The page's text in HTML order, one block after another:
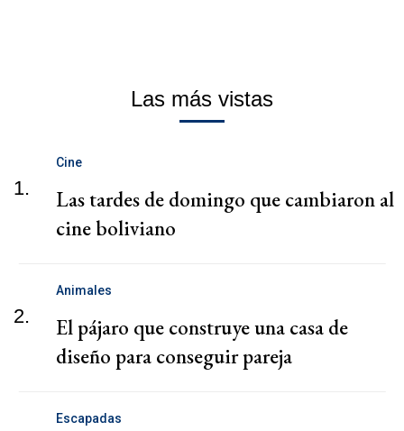
Las más vistas
1.
Cine
Las tardes de domingo que cambiaron al
cine boliviano
2.
Animales
El pájaro que construye una casa de
diseño para conseguir pareja
Escapadas